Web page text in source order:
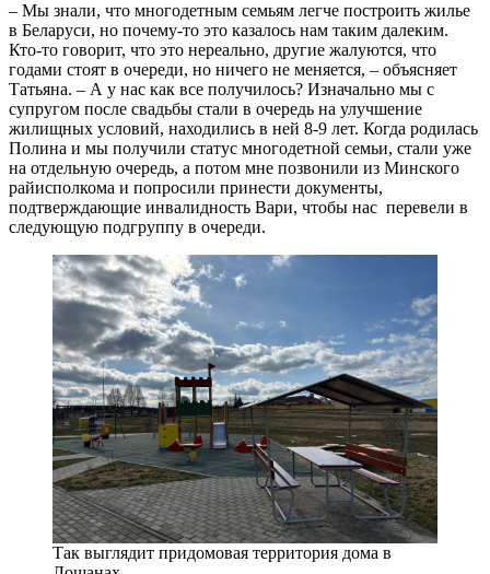
– Мы знали, что многодетным семьям легче построить жилье
в Беларуси, но почему-то это казалось нам таким далеким.
Кто-то говорит, что это нереально, другие жалуются, что
годами стоят в очереди, но ничего не меняется, – объясняет
Татьяна. – А у нас как все получилось? Изначально мы с
супругом после свадьбы стали в очередь на улучшение
жилищных условий, находились в ней 8-9 лет. Когда родилась
Полина и мы получили статус многодетной семьи, стали уже
на отдельную очередь, а потом мне позвонили из Минского
райисполкома и попросили принести документы,
подтверждающие инвалидность Вари, чтобы нас перевели в
следующую подгруппу в очереди.
Так выглядит придомовая территория дома в